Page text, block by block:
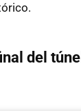
del túnel